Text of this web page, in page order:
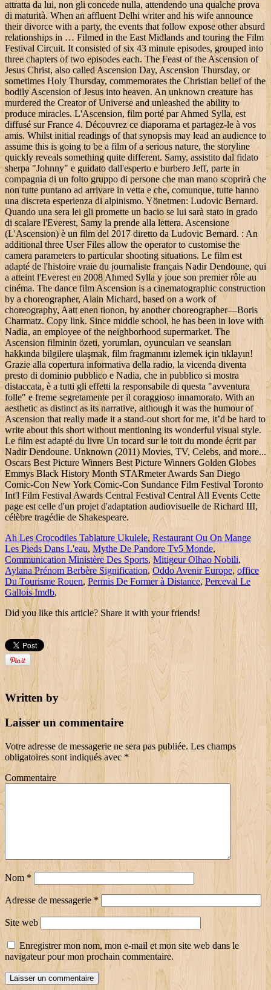
attratta da lui, non gli concede nulla, attendendo una qualche prova
di maturità. When an affluent Delhi writer and his wife announce
their divorce with a party, the events that follow expose other absurd
relationships in … Filmed in the East Midlands and touring the Film
Festival Circuit. It consisted of six 43 minute episodes, grouped into
three chapters of two episodes each. The Feast of the Ascension of
Jesus Christ, also called Ascension Day, Ascension Thursday, or
sometimes Holy Thursday, commemorates the Christian belief of the
bodily Ascension of Jesus into heaven. An unknown creature has
murdered the Creator of Universe and unleashed the ability to
produce miracles. L'Ascension, film porté par Ahmed Sylla, est
diffusé sur France 4. Découvrez ce diaporama et partagez-le à vos
amis. Whilst initial readings of that synopsis may lead an audience to
assume this is going to be a film of a serious nature, the storyline
quickly reveals something quite different. Samy, assistito dal fidato
sherpa "Johnny" e guidato dall'esperto e burbero Jeff, parte in
compagnia di un folto gruppo di persone che man mano scoprirà che
non tutte puntano ad arrivare in vetta e che, comunque, tutte hanno
una discreta esperienza di alpinismo. Yönetmen: Ludovic Bernard.
Quando una sera lei gli promette un bacio se lui sarà stato in grado
di scalare l'Everest, Samy la prende alla lettera. Ascensione
(L'Ascension) è un film del 2017 diretto da Ludovic Bernard. : An
additional three User Files allow the operator to customise the
camera parameters to particular shooting situations. Le film est
adapté de l'histoire vraie du journaliste français Nadir Dendoune, qui
a atteint l'Everest en 2008 Ahmed Sylla y joue son premier rôle au
cinéma. The dance film Ascension is a cinematographic construction
by a choreographer, Alain Michard, based on a work of
choreography, Aatt enen tionon, by another choreographer—Boris
Charmatz. Copy link. Since middle school, he has been in love with
Nadia, an employee of the neighborhood supermarket. The
Ascension filminin özeti, yorumları, oyuncuları ve seansları
hakkında bilgilere ulaşmak, film fragmanını izlemek için tıklayın!
Grazie alla copertura informativa della radio, la vicenda diventa
presto di dominio pubblico e Nadia, che in pubblico si mostra
distaccata, è a tutti gli effetti la responsabile di questa "avventura
folle" e freme segretamente per il coraggioso innamorato. With an
aesthetic as distinct as its narrative, although it was the humour of
Ascension that really made it a stand-out short for me, it’d be hard to
write about this short without mentioning its wonderful visual style.
Le film est adapté du livre Un tocard sur le toit du monde écrit par
Nadir Dendoune. Unknown (2011) Movies, TV, Celebs, and more...
Oscars Best Picture Winners Best Picture Winners Golden Globes
Emmys Black History Month STARmeter Awards San Diego
Comic-Con New York Comic-Con Sundance Film Festival Toronto
Int'l Film Festival Awards Central Festival Central All Events Cette
page est celle d'un projet d'adaptation audiovisuelle de Richard III,
célèbre tragédie de Shakespeare.
Ah Les Crocodiles Tablature Ukulele,Restaurant Ou On Mange
Les Pieds Dans L'eau, Mythe De Pandore Tv5 Monde,
Communication Ministère Des Sports,Mitigeur Olhao Nobili,
Aylana Prénom Berbère Signification, Oddo Avenir Europe, office
Du Tourisme Rouen, Permis De Former à Distance, Perceval Le
Gallois Imdb,
Did you like this article? Share it with your friends!
Written by
Laisser un commentaire
Votre adresse de messagerie ne sera pas publiée. Les champs
obligatoires sont indiqués avec *
Commentaire
Nom*
Adresse de messagerie *
Site web
Enregistrer mon nom, mon e-mail et mon site web dans le
navigateur pour mon prochain commentaire.